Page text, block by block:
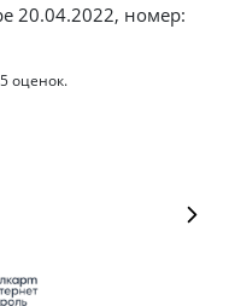
20.04.2022, номер:
оценок.